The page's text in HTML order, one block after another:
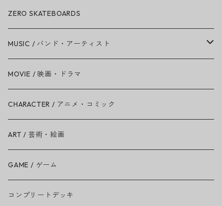
ZERO SKATEBOARDS
MUSIC / バンド・アーティスト
Amy Winehouse
Ariana Grande
BAD RELIGION
BEASTIE BOYS
THE BEATLES
MOVIE / 映画・ドラマ
CHARACTER / アニメ・コミック
ART / 芸術・絵画
GAME / ゲーム
コンプリートデッキ